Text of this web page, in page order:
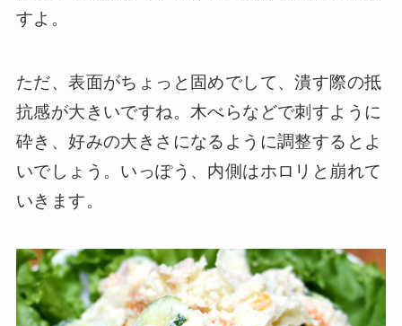
すよ。
ただ、表面がちょっと固めでして、潰す際の抵
抗感が大きいですね。木べらなどで刺すように
砕き、好みの大きさになるように調整するとよ
いでしょう。いっぽう、内側はホロリと崩れて
いきます。